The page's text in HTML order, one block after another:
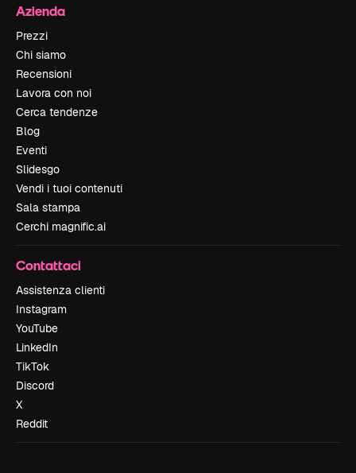
Azienda
Prezzi
Chi siamo
Recensioni
Lavora con noi
Cerca tendenze
Blog
Eventi
Slidesgo
Vendi i tuoi contenuti
Sala stampa
Cerchi magnific.ai
Contattaci
Assistenza clienti
Instagram
YouTube
LinkedIn
TikTok
Discord
X
Reddit